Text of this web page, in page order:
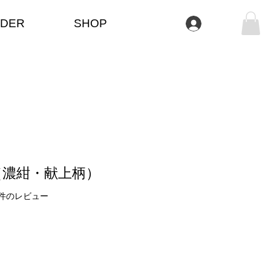
SHOP ログイン
紺・献上柄）
に基づき、5つ星中5.0です。
のレビュー